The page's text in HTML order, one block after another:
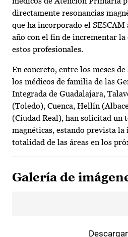
directamente resonancias
que ha incorporado el
año con el fin de incrementar
estos profesionales.
En concreto, entre los meses
los médicos de familia de las
Integrada de Guadalajara,
(Toledo), Cuenca, Hellín
(Ciudad Real), han solicitad un
magnéticas, estando prevista
totalidad de las áreas en los
Galería de
Descargar